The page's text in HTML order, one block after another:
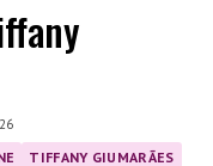
TIFFANY GIUMARÃES